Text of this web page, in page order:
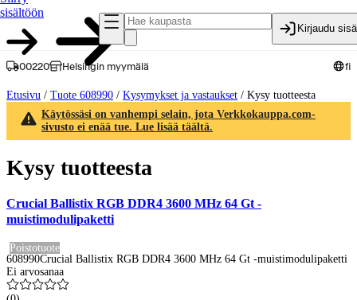
sisältöön
Kirjaudu
00220 Helsingin myymälä fi
Etusivu / Tuote 608990 / Kysymykset ja vastaukset / Kysy tuotteesta
Käytössäsi on vanhempi selain, jota Verkkokauppa.com-
sivusto ei enää tue. Lue lisää täältä.
Kysy tuotteesta
Crucial Ballistix RGB DDR4 3600 MHz 64 Gt -
muistimodulipaketti
Poistotuote
608990Crucial Ballistix RGB DDR4 3600 MHz 64 Gt -muistimodulipaketti
Ei arvosanaa